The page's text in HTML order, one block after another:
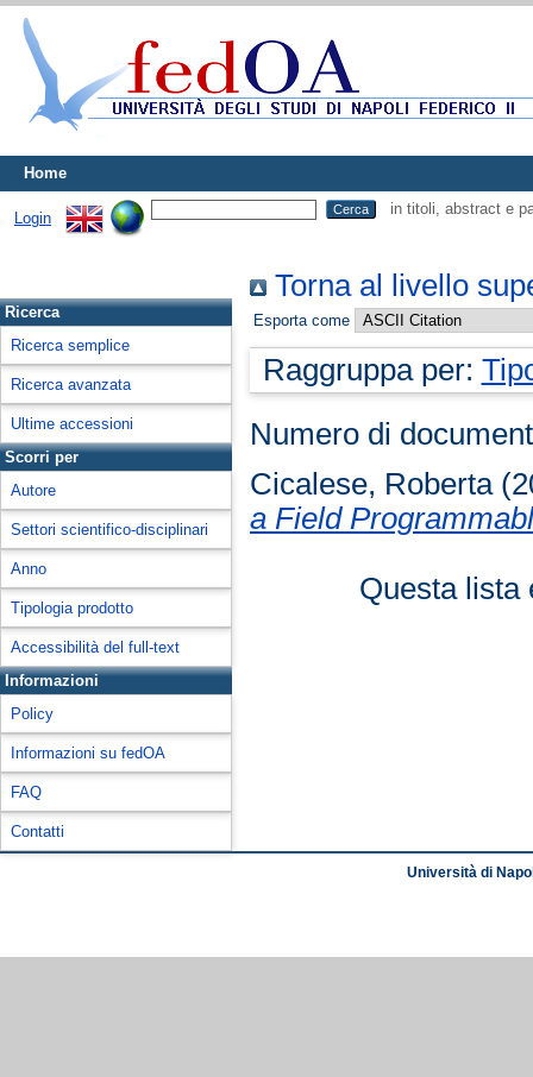
Home
Login
in titoli, abstract e
Ricerca
Ricerca semplice
Ricerca avanzata
Ultime accessioni
Scorri per
Autore
Settori scientifico-disciplinari
Anno
Tipologia prodotto
Accessibilità del full-text
Informazioni
Policy
Informazioni su fedOA
FAQ
Contatti
Torna al livello
Esporta come
Raggruppa per:
Numero di
Cicalese, Roberta
a Field
Questa lista
Università di